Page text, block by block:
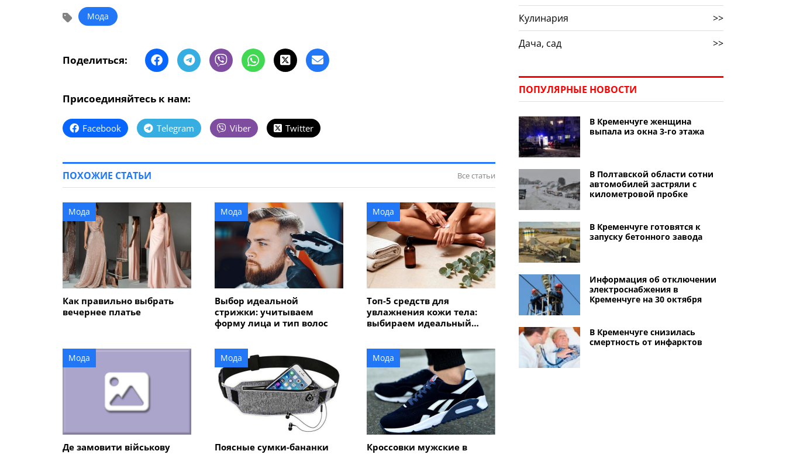
Мода
Поделиться:
Присоединяйтесь к нам:
Facebook Telegram Viber Twitter
ПОХОЖИЕ СТАТЬИ Все статьи
Мода
Как правильно выбрать
вечернее платье
Мода
Выбор идеальной
стрижки: учитываем
форму лица и тип волос
Мода
Топ-5 средств для
увлажнения кожи тела:
выбираем идеальный
Мода
Де замовити військову
Мода
Поясные сумки-бананки
Мода
Кроссовки мужские в
Кулинария
>>
Дача, сад
>>
ПОПУЛЯРНЫЕ НОВОСТИ
В Кременчуге женщина
выпала из окна 3-го этажа
В Полтавской области сотни
автомобилей застряли с
километровой пробке
В Кременчуге готовятся к
запуску бетонного завода
Информация об отключении
электроснабжения в
Кременчуге на 30 октября
В Кременчуге снизилась
смертность от инфарктов